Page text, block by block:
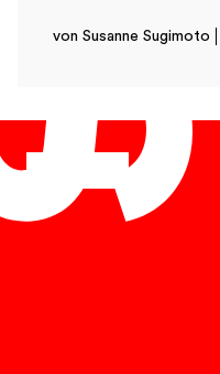
von Susanne Sugimoto